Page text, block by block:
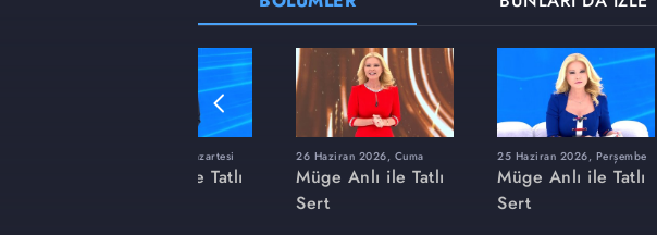
8 Haziran 2026, Pazartesi
Müge Anlı ile Tatlı
26 Haziran 2026, Cuma
Müge Anlı ile Tatlı
Sert
25 Haziran 2026, Perşembe
Müge Anlı ile Tatlı
Sert